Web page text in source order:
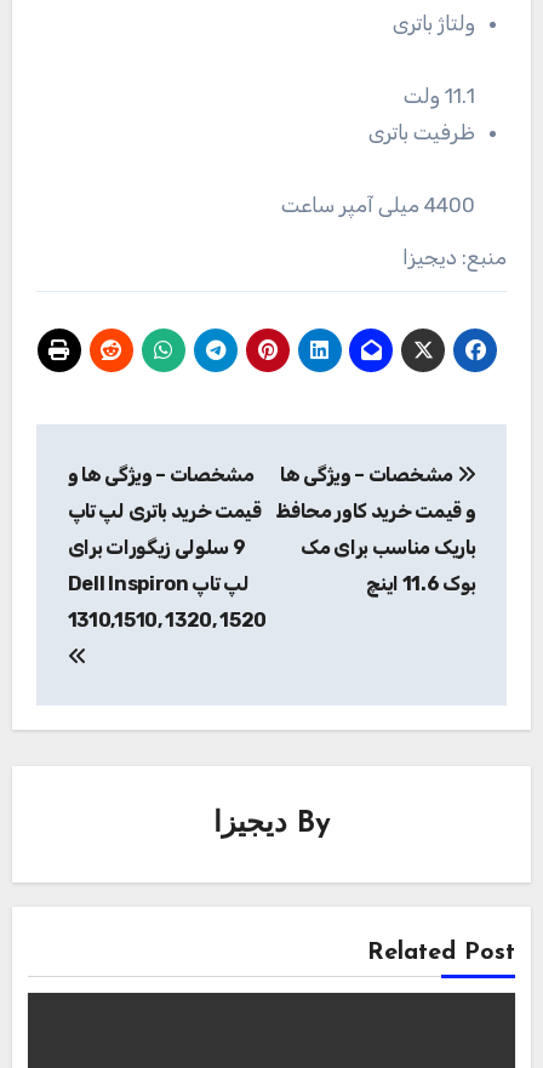
ولتاژ باتری
11.1 ولت
ظرفیت باتری
4400 میلی آمپر ساعت
منبع: دیجیزا
نوشته
مشخصات – ویژگی ها
و قیمت خرید کاور محافظ
باریک مناسب برای مک
بوک 11.6 اینچ
مشخصات – ویژگی ها و
قیمت خرید باتری لپ تاپ
9 سلولی زیگورات برای
لپ تاپ Dell Inspiron
1310,1510, 1320, 1520
By دیجیزا
Related Post